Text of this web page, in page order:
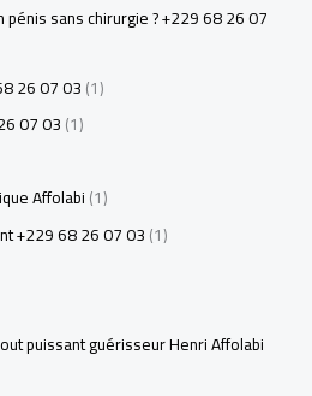
sans chirurgie ? +229 68 26 07
26 07 03(1)
07 03(1)
Affolabi(1)
+229 68 26 07 03(1)
puissant guérisseur Henri Affolabi